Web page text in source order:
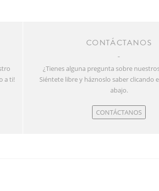
a ti!
CONTÁCTANOS
¿Tienes alguna pregunta sobre
Siéntete libre y háznoslo saber clicando
abajo.
CONTÁCTANOS